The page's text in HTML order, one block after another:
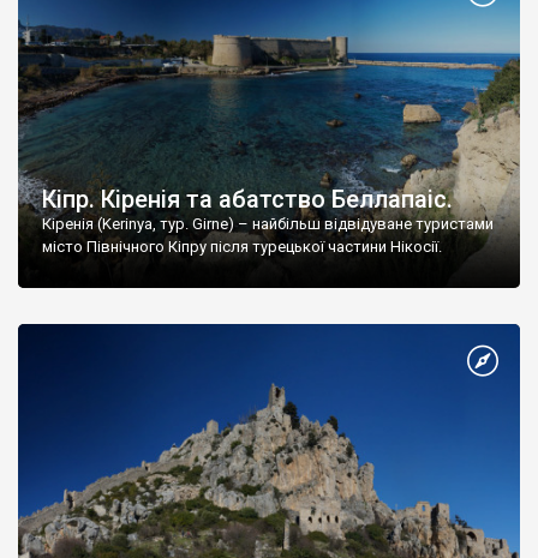
Кіпр. Кіренія та абатство Беллапаіс.
Кіренія (Kerinya, тур. Girne) – найбільш відвідуване туристами
місто Північного Кіпру після турецької частини Нікосії.